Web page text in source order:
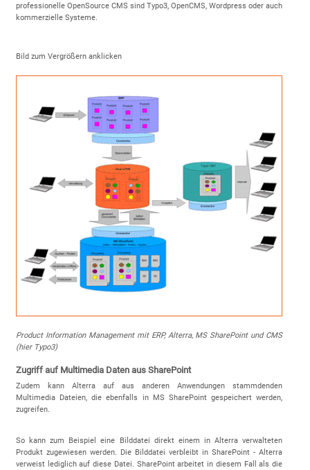
professionelle OpenSource CMS sind Typo3, OpenCMS, Wordpress oder auch
kommerzielle Systeme.
Bild zum Vergrößern anklicken
Product Information Management mit ERP, Alterra, MS SharePoint und CMS
(hier Typo3)
Zugriff auf Multimedia Daten aus SharePoint
Zudem kann Alterra auf aus anderen Anwendungen stammdenden
Multimedia Dateien, die ebenfalls in MS SharePoint gespeichert werden,
zugreifen.
So kann zum Beispiel eine Bilddatei direkt einem in Alterra verwalteten
Produkt zugewiesen werden. Die Bilddatei verbleibt in SharePoint - Alterra
verweist lediglich auf diese Datei. SharePoint arbeitet in diesem Fall als die